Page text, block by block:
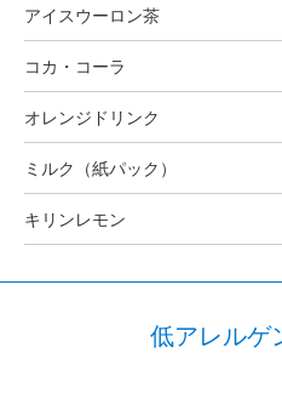
アイスウーロン茶
コカ・コーラ
オレンジドリンク
ミルク（紙パック）
キリンレモン
低アレルゲ